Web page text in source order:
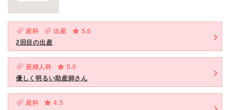
産科 出産
5.0
2回目の出産
産婦人科
5.0
優しく明るい助産師さん
産科
4.5